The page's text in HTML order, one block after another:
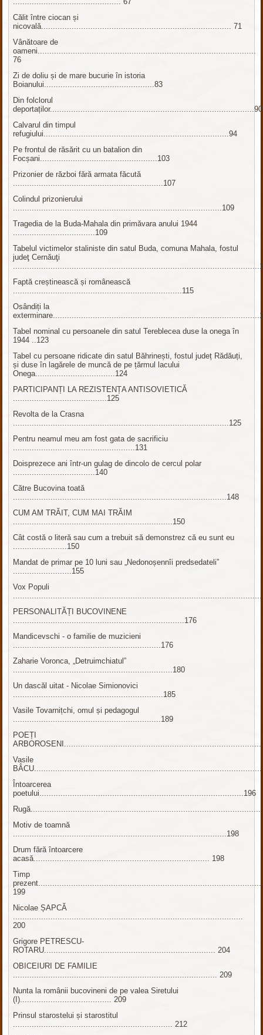
Călit între ciocan și
nicovală................................................................................. 71
Vânătoare de
oameni.............................................................................................
76
Zi de doliu și de mare bucurie în istoria
Boianului...............................................83
Din folclorul
deportaților.......................................................................................90
Calvarul din timpul
refugiului...............................................................................94
Pe frontul de răsărit cu un batalion din
Focșani..................................................103
Prizonier de război fără armata făcută
................................................................107
Colindul prizonierului
.........................................................................................109
Tragedia de la Buda-Mahala din primăvara anului 1944
...................................109
Tabelul victimelor staliniste din satul Buda, comuna Mahala, fostul
judeţ Cernăuţi
Faptă creștinească și românească
........................................................................115
Osândiți la
Tabel nominal cu persoanele din satul Tereblecea duse la onega în
1944 ..123
Tabel cu persoane ridicate din satul Băhrinești, fostul județ Rădăuți,
și duse în lagărele de muncă de pe țărmul lacului
Onega..................................124
PARTICIPANȚI LA REZISTENȚA ANTISOVIETICĂ
........................................125
Revolta de la Crasna
............................................................................................125
Pentru neamul meu am fost gata de sacrificiu
....................................................131
Doisprezece ani într-un gulag de dincolo de cercul polar
...................................140
Către Bucovina toată
...........................................................................................148
CUM AM TRĂIT, CUM MAI TRĂIM
....................................................................150
Cât costă o literă sau cum a trebuit să demonstrez că eu sunt eu
.......................150
Mandat de primar pe 10 luni sau „Nedonoșennîi predsedateli”
.........................155
Vox Populi
PERSONALITĂȚI BUCOVINENE
.........................................................................176
Mandicevschi - o familie de muzicieni
...............................................................176
Zaharie Voronca, „Detruimchiatul”
....................................................................180
Un dascăl uitat - Nicolae Simionovici
................................................................185
Vasile Tovarnițchi, omul și pedagogul
...............................................................189
POEȚI
Vasile
Întoarcerea
poetului.......................................................................................196
Motiv de toamnă
...........................................................................................198
Drum fără întoarcere
acasă........................................................................... 198
Timp
199
Nicolae ȘAPCĂ
..................................................................................................
200
Grigore PETRESCU-
ROTARU......................................................................... 204
OBICEIURI DE FAMILIE
....................................................................................... 209
Nunta la românii bucovineni de pe valea Siretului
(I)....................................... 209
Prinsul starostelui și starostitul
.................................................................... 212